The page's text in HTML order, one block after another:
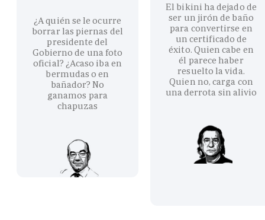
¿A quién se le ocurre
borrar las piernas del
presidente del
Gobierno de una foto
oficial? ¿Acaso iba en
bermudas o en
bañador? No
ganamos para
chapuzas
El bikini ha dejado de
ser un jirón de baño
para convertirse en
un certificado de
éxito. Quien cabe en
él parece haber
resuelto la vida.
Quien no, carga con
una derrota sin alivio